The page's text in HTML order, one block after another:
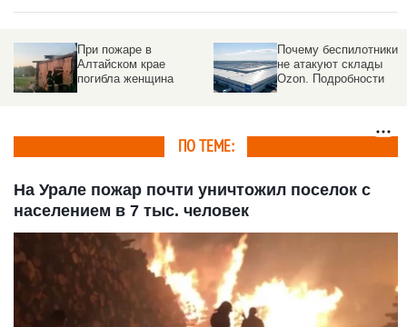
При пожаре в
Алтайском крае
погибла женщина
Почему беспилотники
не атакуют склады
Ozon. Подробности
ПО ТЕМЕ:
На Урале пожар почти уничтожил поселок с
населением в 7 тыс. человек